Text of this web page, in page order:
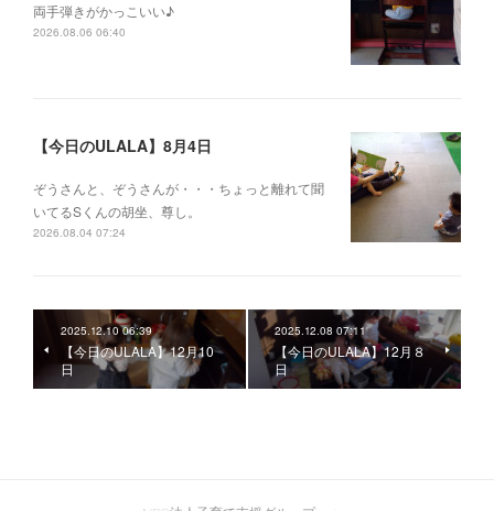
両手弾きがかっこいい♪
2026.08.06 06:40
【今日のULALA】8月4日
ぞうさんと、ぞうさんが・・・ちょっと離れて聞
いてるSくんの胡坐、尊し。
2026.08.04 07:24
2025.12.10 06:39
【今日のULALA】12月10
日
2025.12.08 07:11
【今日のULALA】12月８
日